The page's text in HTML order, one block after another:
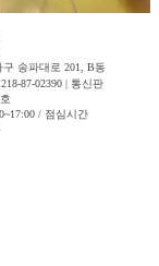
송파대로 201, B동
87-02390 | 통신판
/ 점심시간